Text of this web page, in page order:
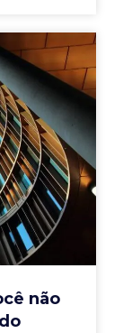
não